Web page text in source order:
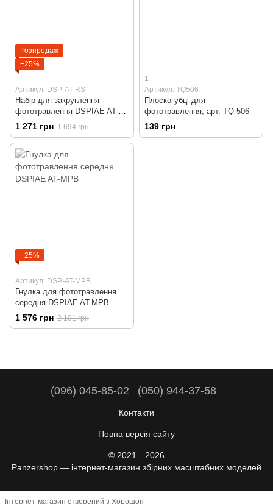
Розпродаж
−25%
Артикул: DSP-AT-RS
Набір для закруглення
фототравлення DSPIAE AT-
RS
1 271 грн 1 694 грн
1
Артикул: TQ506
Плоскогубці для
фототравлення, арт. TQ-506
139 грн
−25%
Артикул: DSP-AT-MPB
Гнулка для фототравлення
середня DSPIAE AT-MPB
1 576 грн 2 101 грн
(096) 045-85-02 (050) 944-37-58
Контакти
Повна версія сайту
© 2021—2026
Panzershop — інтернет-магазин збірних масштабних моделей
Інтернет-магазин створений з Хорошоп